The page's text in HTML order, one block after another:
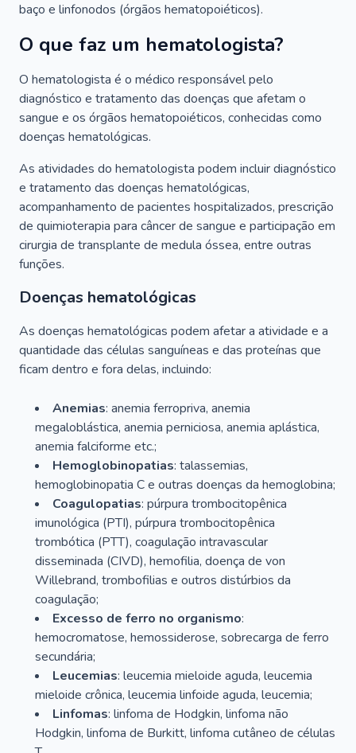
baço e linfonodos (órgãos hematopoiéticos).
O que faz um hematologista?
O hematologista é o médico responsável pelo
diagnóstico e tratamento das doenças que afetam o
sangue e os órgãos hematopoiéticos, conhecidas como
doenças hematológicas.
As atividades do hematologista podem incluir diagnóstico
e tratamento das doenças hematológicas,
acompanhamento de pacientes hospitalizados, prescrição
de quimioterapia para câncer de sangue e participação em
cirurgia de transplante de medula óssea, entre outras
funções.
Doenças hematológicas
As doenças hematológicas podem afetar a atividade e a
quantidade das células sanguíneas e das proteínas que
ficam dentro e fora delas, incluindo:
Anemias: anemia ferropriva, anemia
megaloblástica, anemia perniciosa, anemia aplástica,
anemia falciforme etc.;
Hemoglobinopatias: talassemias,
hemoglobinopatia C e outras doenças da hemoglobina;
Coagulopatias: púrpura trombocitopênica
imunológica (PTI), púrpura trombocitopênica
trombótica (PTT), coagulação intravascular
disseminada (CIVD), hemofilia, doença de von
Willebrand, trombofilias e outros distúrbios da
coagulação;
Excesso de ferro no organismo:
hemocromatose, hemossiderose, sobrecarga de ferro
secundária;
Leucemias: leucemia mieloide aguda, leucemia
mieloide crônica, leucemia linfoide aguda, leucemia;
Linfomas: linfoma de Hodgkin, linfoma não
Hodgkin, linfoma de Burkitt, linfoma cutâneo de células